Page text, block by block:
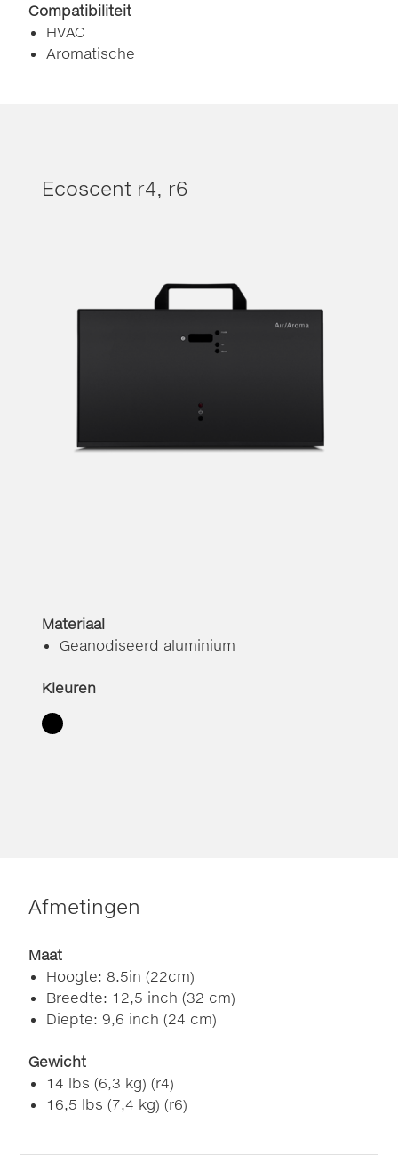
Compatibiliteit
HVAC
Aromatische
Ecoscent r4, r6
Materiaal
Geanodiseerd aluminium
Kleuren
Afmetingen
Maat
Hoogte: 8.5in (22cm)
Breedte: 12,5 inch (32 cm)
Diepte: 9,6 inch (24 cm)
Gewicht
14 lbs (6,3 kg) (r4)
16,5 lbs (7,4 kg) (r6)